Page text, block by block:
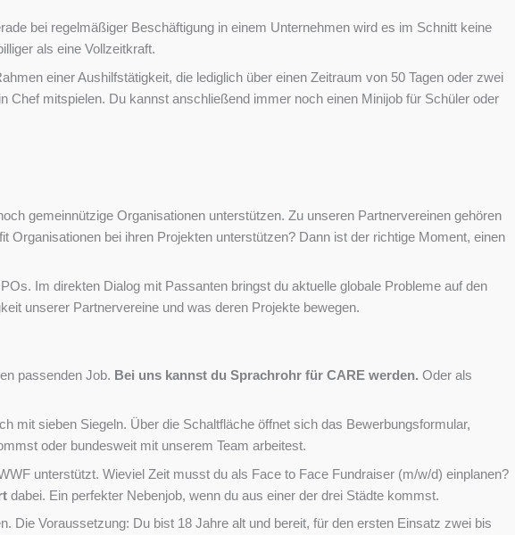
bei regelmäßiger Beschäftigung in einem Unternehmen wird es im Schnitt keine
als eine Vollzeitkraft.
einer Aushilfstätigkeit, die lediglich über einen Zeitraum von 50 Tagen oder zwei
mitspielen. Du kannst anschließend immer noch einen Minijob für Schüler oder
gemeinnützige Organisationen unterstützen. Zu unseren Partnervereinen gehören
bei ihren Projekten unterstützen? Dann ist der richtige Moment, einen
Im direkten Dialog mit Passanten bringst du aktuelle globale Probleme auf den
unserer Partnervereine und was deren Projekte bewegen.
passenden Job. Bei uns kannst du Sprachrohr für CARE werden. Oder als
mit sieben Siegeln. Über die Schaltfläche öffnet sich das Bewerbungsformular,
oder bundesweit mit unserem Team arbeitest.
unterstützt. Wieviel Zeit musst du als Face to Face Fundraiser (m/w/d) einplanen?
dabei. Ein perfekter Nebenjob, wenn du aus einer der drei Städte kommst.
Die Voraussetzung: Du bist 18 Jahre alt und bereit, für den ersten Einsatz zwei bis